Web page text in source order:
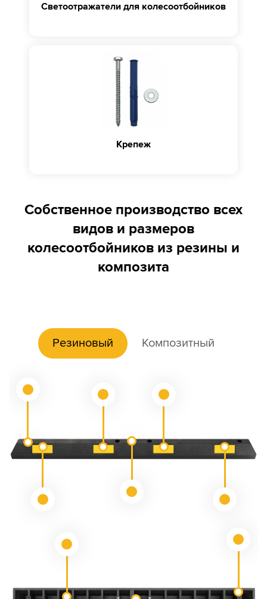
Светоотражатели для колесоотбойников
Крепеж
Собственное производство всех
видов и размеров
колесоотбойников из резины и
композита
Резиновый Композитный